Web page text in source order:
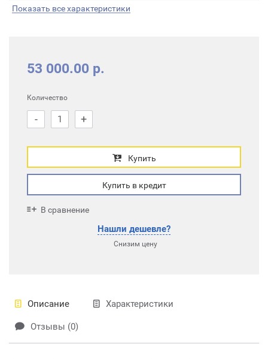
Показать все характеристики
53 000.00 р.
Количество
- +
Купить
Купить в кредит
В сравнение
Нашли дешевле?
Снизим цену
Описание Характеристики
Отзывы (0)